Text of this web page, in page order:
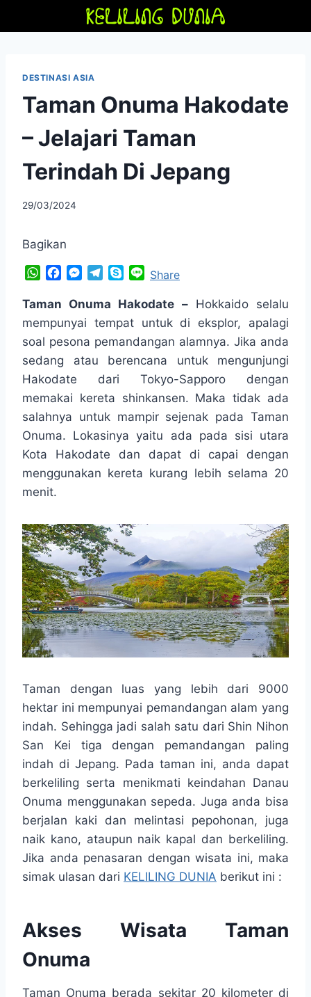
DESTINASI ASIA
Taman Onuma Hakodate
– Jelajari Taman
Terindah Di Jepang
By
29/03/2024
Bagikan
W
a
t
s
A
p
p
e
o
o
k
M
s
s
n
g
r
l
e
r
a
m
y
p
n
e
Share
Taman Onuma Hakodate –Hokkaido selalu
mempunyai tempat untuk di eksplor, apalagi
soal pesona pemandangan alamnya. Jika anda
sedang atau berencana untuk mengunjungi
Hakodate dari Tokyo-Sapporo dengan
memakai kereta shinkansen. Maka tidak ada
salahnya untuk mampir sejenak pada Taman
Onuma. Lokasinya yaitu ada pada sisi utara
Kota Hakodate dan dapat di capai dengan
menggunakan kereta kurang lebih selama 20
menit.
Taman dengan luas yang lebih dari 9000
hektar ini mempunyai pemandangan alam yang
indah. Sehingga jadi salah satu dari Shin Nihon
San Kei tiga dengan pemandangan paling
indah di Jepang. Pada taman ini, anda dapat
berkeliling serta menikmati keindahan Danau
Onuma menggunakan sepeda. Juga anda bisa
berjalan kaki dan melintasi pepohonan, juga
naik kano, ataupun naik kapal dan berkeliling.
Jika anda penasaran dengan wisata ini, maka
simak ulasan dari KELILING DUNIA berikut ini :
Akses Wisata Taman
Onuma
Taman Onuma berada sekitar 20 kilometer di